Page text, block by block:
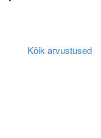
Kõik arvustused